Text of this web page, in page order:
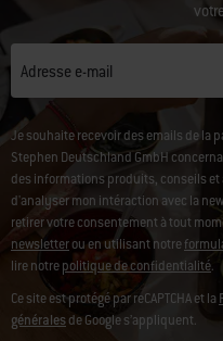
Adresse e-mail
Je souhaite recevoir des emails de la
Stephen Deutschland GmbH
des informations produits, conseils
d'analyser mon intéraction avec la
retirer votre consentement à tout
newsletterou en utilisant notre
lire notrepolitique de confidentialité.
Ce site est protégé par reCAPTCHA et la
généralesde Google s’appliquent.